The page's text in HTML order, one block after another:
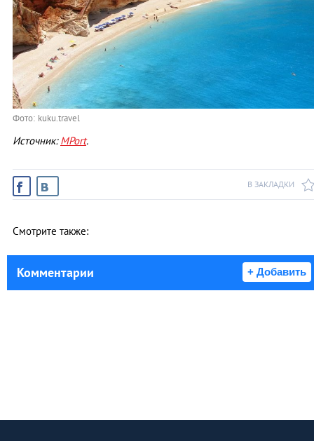
Фото: kuku.travel
Источник:MPort.
В ЗАКЛАДКИ
Смотрите также:
Комментарии + Добавить